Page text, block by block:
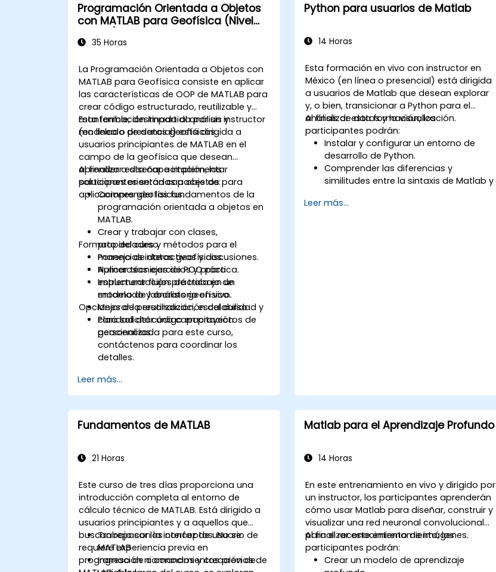
Programación Orientada a Objetos
con MATLAB para Geofísica (Nivel
35 Horas
La Programación Orientada a Objetos con
MATLAB para Geofísica consiste en aplicar
las características de OOP de MATLAB para
crear código estructurado, reutilizable y
mantenible, destinado al análisis y
modelado de datos geofísicos.
Esta formación impartida por un instructor
(en línea o presencial) está dirigida a
usuarios principiantes de MATLAB en el
campo de la geofísica que desean
aprender a diseñar e implementar
soluciones orientadas a objetos para
aplicaciones geofísicas.
Al finalizar esta capacitación, los
participantes serán capaces de:
Comprender los fundamentos de la
programación orientada a objetos en
MATLAB.
Crear y trabajar con clases,
propiedades y métodos para el
manejo de datos geofísicos.
Aplicar técnicas de POO para
estructurar flujos de trabajo de
modelado y análisis geofísico.
Mejorar la reutilización, escalabilidad y
claridad del código en proyectos de
geociencias.
Formato del curso
Ponencias interactivas y discusiones.
Numerosos ejercicios y práctica.
Implementación práctica en un
entorno de laboratorio en vivo.
Opciones de personalización del curso
Para solicitar una capacitación
personalizada para este curso,
contáctenos para coordinar los
detalles.
Leer más...
Python para usuarios de Matlab
14 Horas
Esta formación en vivo con instructor en
México (en línea o presencial) está dirigida
a usuarios de Matlab que desean explorar
y, o bien, transicionar a Python para el
análisis de datos y la visualización.
Al finalizar esta formación, los
participantes podrán:
Instalar y configurar un entorno de
desarrollo de Python.
Comprender las diferencias y
similitudes entre la sintaxis de Matlab y
Utilizar Python para obtener
Leer más...
Fundamentos de MATLAB
21 Horas
Este curso de tres días proporciona una
introducción completa al entorno de
cálculo técnico de MATLAB. Está dirigido a
usuarios principiantes y a aquellos que
buscan repasar los conceptos. No se
requiere experiencia previa en
programación ni conocimientos previos de
Trabajo con la interfaz de usuario de
MATLAB
Ingreso de comandos y creación de
Matlab para el Aprendizaje Profundo
14 Horas
En este entrenamiento en vivo y dirigido por
un instructor, los participantes aprenderán
cómo usar Matlab para diseñar, construir y
visualizar una red neuronal convolucional
para el reconocimiento de imágenes.
Al finalizar este entrenamiento, los
participantes podrán:
Crear un modelo de aprendizaje